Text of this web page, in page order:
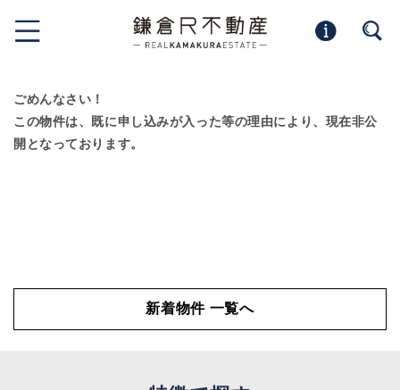
ごめんなさい！
この物件は、既に申し込みが入った等の理由により、現在非公
開となっております。
新着物件 一覧へ